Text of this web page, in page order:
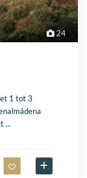
24
1 tot 3
...